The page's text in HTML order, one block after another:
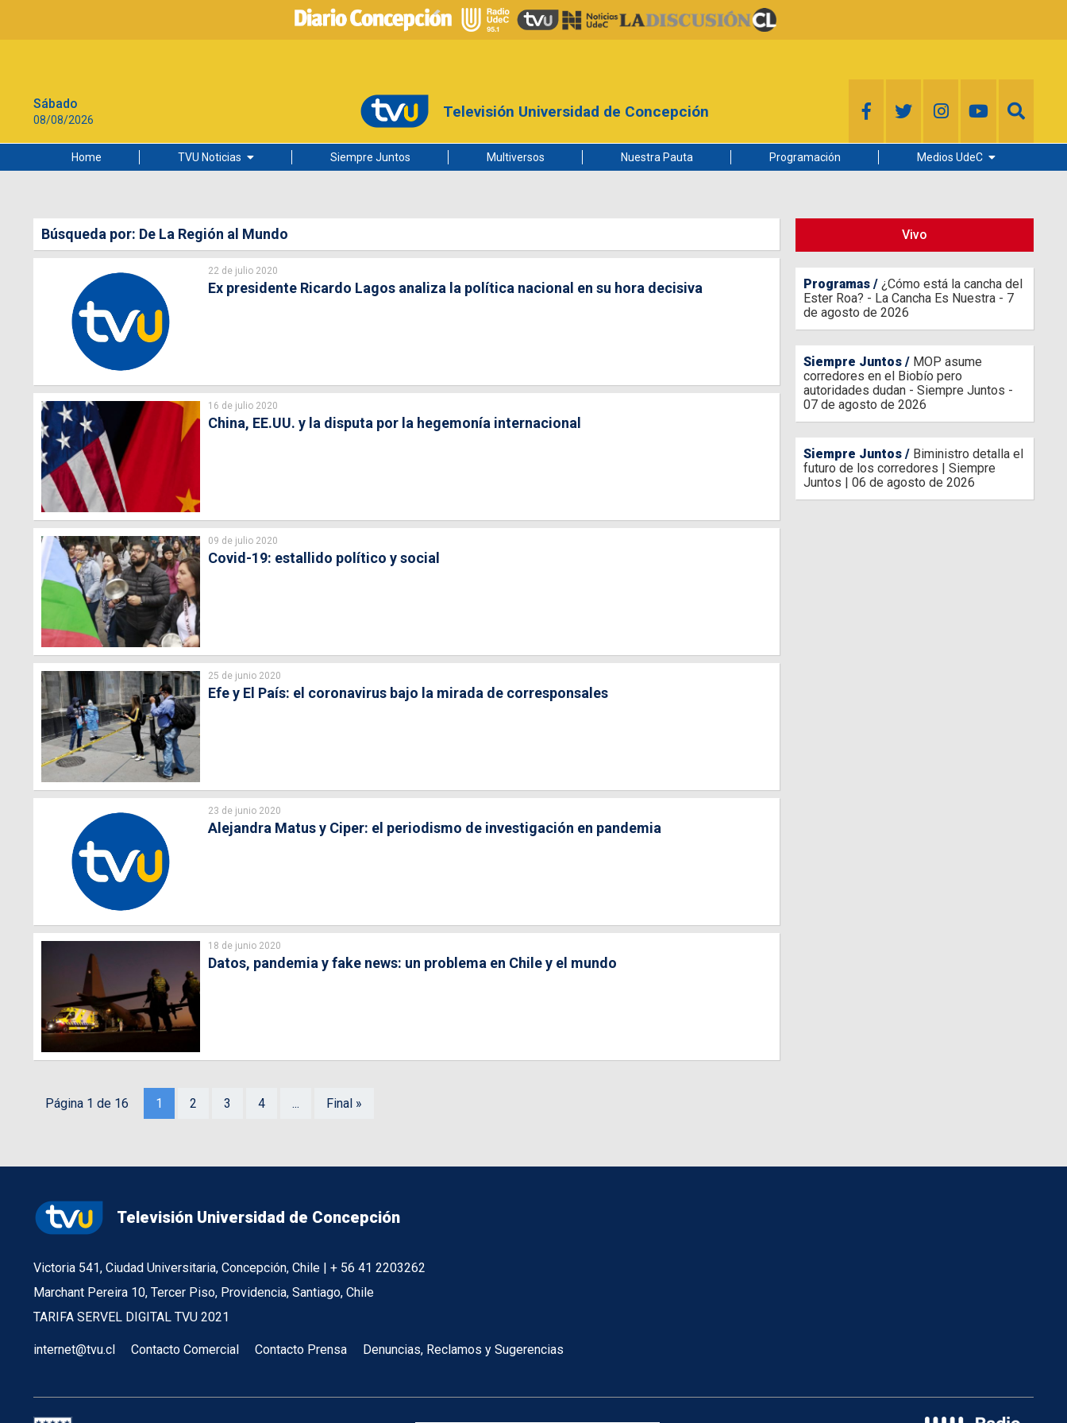
Sábado
08/08/2026 Televisión Universidad de Concepción
Home TVU Noticias
Ciudad
Universidad de Concepción
Siempre Juntos Multiversos Nuestra Pauta Programación Medios UdeC
Radio UdeC
Búsqueda por: De La Región al Mundo
22 de julio 2020
Ex presidente Ricardo Lagos analiza la política nacional en su hora decisiva
16 de julio 2020
China, EE.UU. y la disputa por la hegemonía internacional
09 de julio 2020
Covid-19: estallido político y social
25 de junio 2020
Efe y El País: el coronavirus bajo la mirada de corresponsales
23 de junio 2020
Alejandra Matus y Ciper: el periodismo de investigación en pandemia
18 de junio 2020
Datos, pandemia y fake news: un problema en Chile y el mundo
Página 1 de 16 1 2 3 4 ... Final »
Vivo
Programas
¿Cómo está la cancha del
Ester Roa? - La Cancha Es Nuestra - 7
de agosto de 2026
Siempre Juntos
MOP asume
corredores en el Biobío pero
autoridades dudan - Siempre Juntos -
07 de agosto de 2026
Siempre Juntos
Biministro detalla el
futuro de los corredores | Siempre
Juntos | 06 de agosto de 2026
Televisión Universidad de Concepción
Victoria 541, Ciudad Universitaria, Concepción, Chile | + 56 41 2203262
Marchant Pereira 10, Tercer Piso, Providencia, Santiago, Chile
TARIFA SERVEL DIGITAL TVU 2021
internet@tvu.cl Contacto Comercial Contacto Prensa Denuncias, Reclamos y Sugerencias